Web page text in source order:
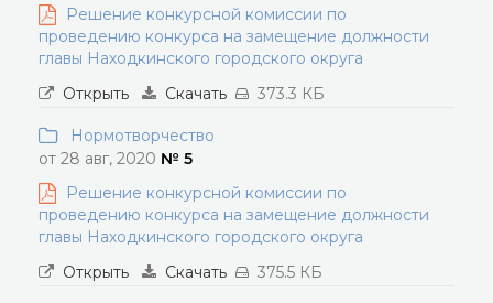
Решение конкурсной комиссии по
проведению конкурса на замещение должности
главы Находкинского городского округа
Открыть
Скачать 373.3 КБ
Нормотворчество
от 28 авг, 2020 № 5
Решение конкурсной комиссии по
проведению конкурса на замещение должности
главы Находкинского городского округа
Открыть
Скачать 375.5 КБ